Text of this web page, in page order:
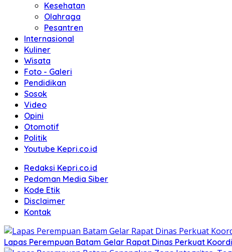
Kesehatan
Olahraga
Pesantren
Internasional
Kuliner
Wisata
Foto - Galeri
Pendidikan
Sosok
Video
Opini
Otomotif
Politik
Youtube Kepri.co.id
Redaksi Kepri.co.id
Pedoman Media Siber
Kode Etik
Disclaimer
Kontak
Lapas Perempuan Batam Gelar Rapat Dinas Perkuat